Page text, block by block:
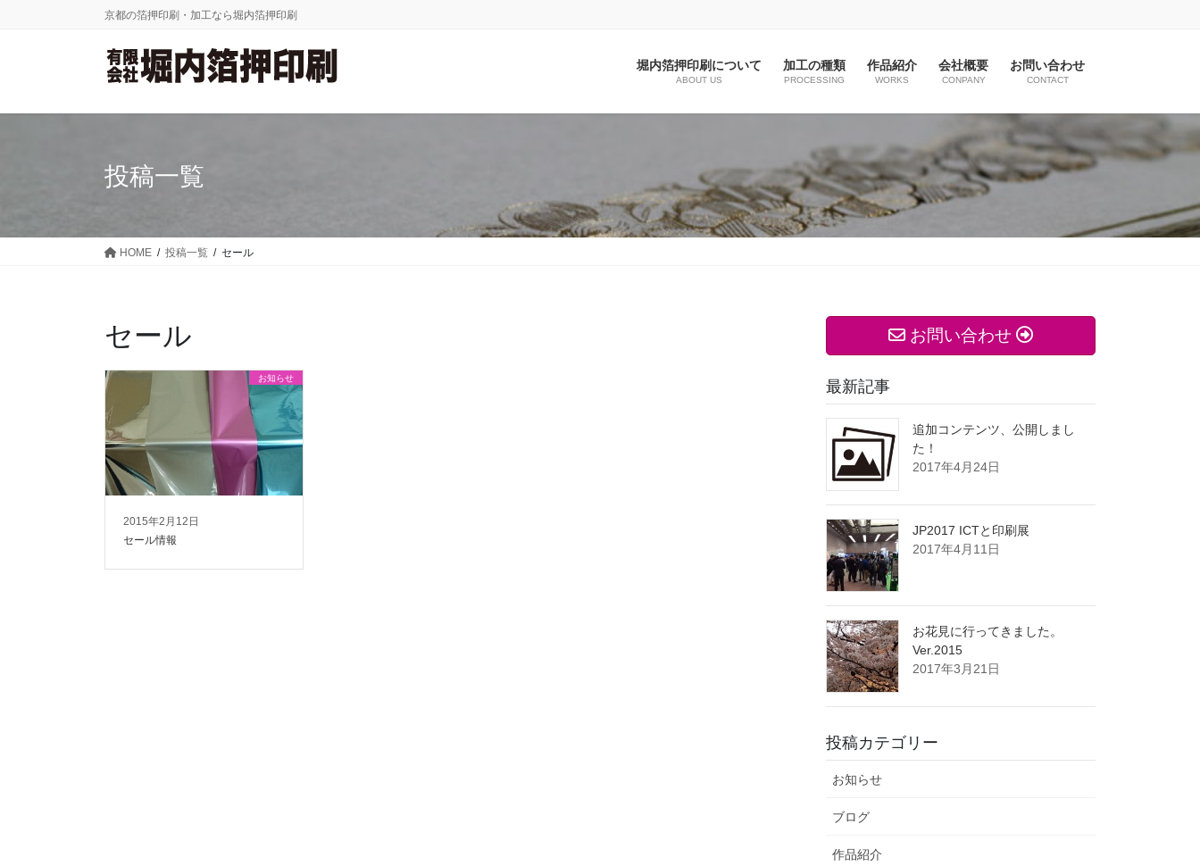
に
ョ
京都の箔押印刷・加工なら堀内箔押印刷
堀内箔押印刷について
ABOUT US
加工の種類
PROCESSING
作品紹介
WORKS
会社概要
CONPANY
お問い合わせ
CONTACT
投稿一覧
HOME 投稿一覧 セール
セール
2015年2月12日
お知らせ
セール情報
お問い合わせ
最新記事
追加コンテンツ、公開しまし
た！
2017年4月24日
JP2017 ICTと印刷展
2017年4月11日
お花見に行ってきました。
Ver.2015
2017年3月21日
投稿カテゴリー
お知らせ
ブログ
作品紹介